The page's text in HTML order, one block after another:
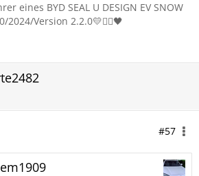
eines BYD SEAL U DESIGN EV SNOW
2024/Version 2.2.0💛❤️‍🔥🖤
#57